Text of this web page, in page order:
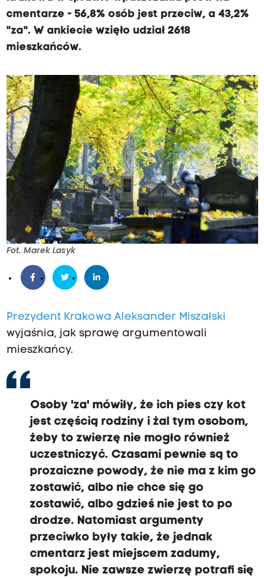
cmentarze - 56,8% osób jest przeciw, a 43,2%
"za". W ankiecie wzięło udział 2618
mieszkańców.
Fot. Marek Lasyk
Prezydent Krakowa Aleksander Miszalski
wyjaśnia, jak sprawę argumentowali
mieszkańcy.
Osoby 'za' mówiły, że ich pies czy kot
jest częścią rodziny i żal tym osobom,
żeby to zwierzę nie mogło również
uczestniczyć. Czasami pewnie są to
prozaiczne powody, że nie ma z kim go
zostawić, albo nie chce się go
zostawić, albo gdzieś nie jest to po
drodze. Natomiast argumenty
przeciwko były takie, że jednak
cmentarz jest miejscem zadumy,
spokoju. Nie zawsze zwierzę potrafi się